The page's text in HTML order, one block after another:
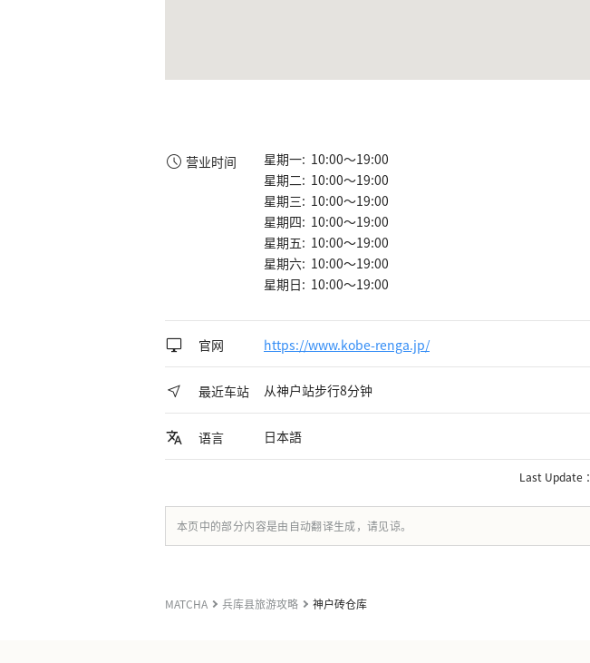
营业时间
星期一: 10:00～19:00
星期二: 10:00～19:00
星期三: 10:00～19:00
星期四: 10:00～19:00
星期五: 10:00～19:00
星期六: 10:00～19:00
星期日: 10:00～19:00
官网 https://www.kobe-renga.jp/
最近车站 从神户站步行8分钟
语言 日本語
Last Update ：
本页中的部分内容是由自动翻译生成，请见谅。
MATCHA 兵库县旅游攻略 神户砖仓库